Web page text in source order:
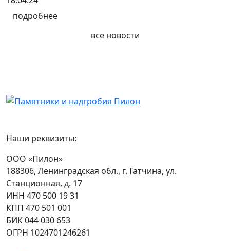
подробнее
все новости
Наши реквизиты:
ООО «Пилон»
188306, Ленинградская обл., г. Гатчина, ул.
Станционная, д. 17
ИНН 470 500 19 31
КПП 470 501 001
БИК 044 030 653
ОГРН 1024701246261